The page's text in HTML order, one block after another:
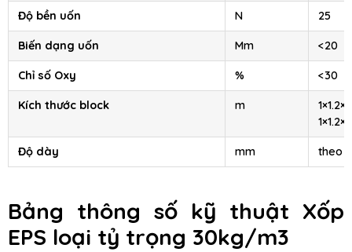
Độ bền uốn N 25
Biến dạng uốn Mm <20
Chỉ số Oxy % <30
Kích thước block m
1×1.2×4
Độ dày mm theo
Bảng thông số kỹ thuật Xốp
EPS loại tỷ trọng 30kg/m3